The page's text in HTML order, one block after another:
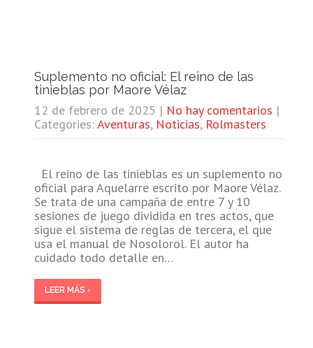
Suplemento no oficial: El reino de las
tinieblas por Maore Vélaz
12 de febrero de 2025 | No hay comentarios |
Categories:Aventuras, Noticias, Rolmasters
El reino de las tinieblas es un suplemento no
oficial para Aquelarre escrito por Maore Vélaz.
Se trata de una campaña de entre 7 y 10
sesiones de juego dividida en tres actos, que
sigue el sistema de reglas de tercera, el que
usa el manual de Nosolorol. El autor ha
cuidado todo detalle en…
LEER MÁS ›